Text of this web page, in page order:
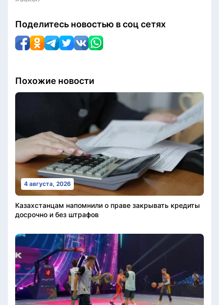
Поделитесь новостью в соц сетях
Похожие новости
4 августа, 2026
Казахстанцам напомнили о праве закрывать кредиты
досрочно и без штрафов